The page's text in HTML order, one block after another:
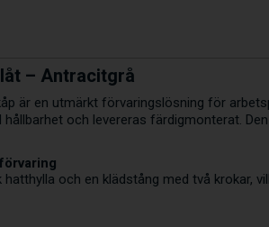
– Antracitgrå
är en utmärkt förvaringslösning för
och levereras färdigmonterat.
hatthylla och en klädstång med två krokar,